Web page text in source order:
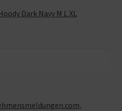
Dark Navy M L XL
,